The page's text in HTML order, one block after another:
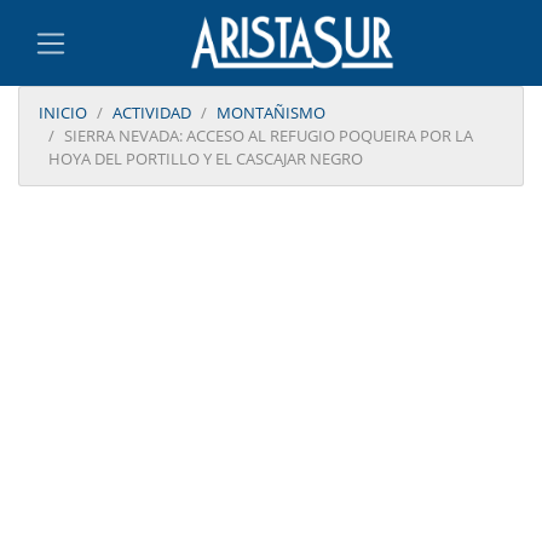
INICIO ACTIVIDAD
MONTAÑISMO
SIERRA NEVADA: ACCESO AL REFUGIO POQUEIRA POR LA
HOYA DEL PORTILLO Y EL CASCAJAR NEGRO